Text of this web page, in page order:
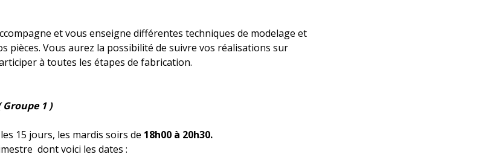
et vous enseigne différentes techniques de modelage et
pièces. Vous aurez la possibilité de suivre vos réalisations sur
à toutes les étapes de fabrication.
Groupe 1 )
15 jours, les mardis soirs de 18h00 à 20h30.
dont voici les dates :